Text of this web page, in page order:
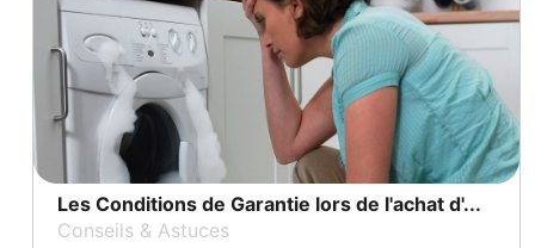
Les Conditions de Garantie lors de l'achat d'...
Conseils & Astuces